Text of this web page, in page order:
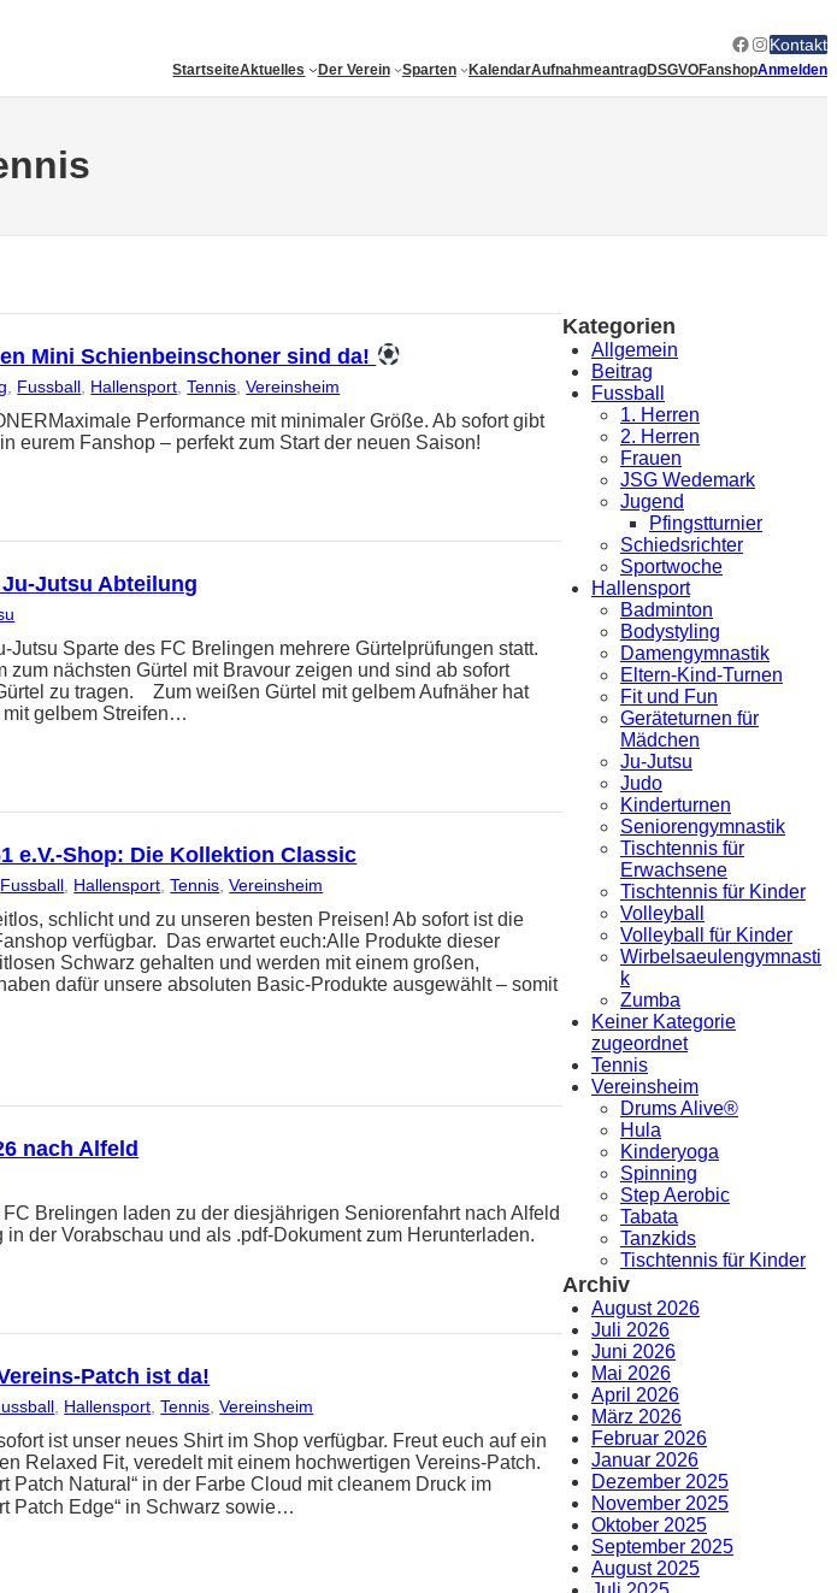
Facebook
Instagram
Kontakt
StartseiteAktuelles Der Verein Sparten KalendarAufnahmeantragDSGVOFanshopAnmelden
Mini Schienbeinschoner sind da!
Fussball Hallensport , Tennis , Vereinsheim
Performance mit minimaler Größe. Ab sofort gibt
eurem Fanshop – perfekt zum Start der neuen Saison!
Jutsu Abteilung
Jutsu Sparte des FC Brelingen mehrere Gürtelprüfungen statt.
nächsten Gürtel mit Bravour zeigen und sind ab sofort
zu tragen. Zum weißen Gürtel mit gelbem Aufnäher hat
gelbem Streifen…
e.V.-Shop: Die Kollektion Classic
Fussball, Hallensport, Tennis, Vereinsheim
schlicht und zu unseren besten Preisen! Ab sofort ist die
verfügbar. Das erwartet euch:Alle Produkte dieser
Schwarz gehalten und werden mit einem großen,
dafür unsere absoluten Basic-Produkte ausgewählt – somit
nach Alfeld
Brelingen laden zu der diesjährigen Seniorenfahrt nach Alfeld
der Vorabschau und als .pdf-Dokument zum Herunterladen.
Patch ist da!
Hallensport , Tennis , Vereinsheim
ist unser neues Shirt im Shop verfügbar. Freut euch auf ein
Relaxed Fit, veredelt mit einem hochwertigen Vereins-Patch.
Patch Natural“ in der Farbe Cloud mit cleanem Druck im
Patch Edge“ in Schwarz sowie…
Kategorien
Allgemein
Beitrag
Fussball
1. Herren
2. Herren
Frauen
JSG Wedemark
Jugend
Pfingstturnier
Schiedsrichter
Sportwoche
Hallensport
Badminton
Bodystyling
Damengymnastik
Eltern-Kind-Turnen
Fit und Fun
Geräteturnen für
Mädchen
Ju-Jutsu
Judo
Kinderturnen
Seniorengymnastik
Tischtennis für
Erwachsene
Tischtennis für Kinder
Volleyball
Volleyball für Kinder
Wirbelsaeulengymnasti
k
Zumba
Keiner Kategorie
zugeordnet
Tennis
Vereinsheim
Drums Alive®
Hula
Kinderyoga
Spinning
Step Aerobic
Tabata
Tanzkids
Tischtennis für Kinder
Archiv
August 2026
Juli 2026
Juni 2026
Mai 2026
April 2026
März 2026
Februar 2026
Januar 2026
Dezember 2025
November 2025
Oktober 2025
September 2025
August 2025